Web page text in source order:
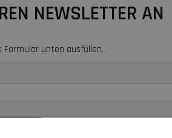
NEWSLETTER AN
Formular unten ausfüllen.